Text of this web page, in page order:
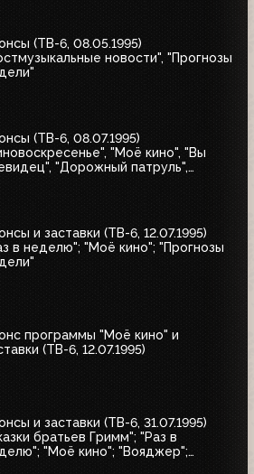
(ТВ-6, 08.05.1995)
новости", "Прогнозы
(ТВ-6, 08.07.1995)
"Моё кино", "Вы
"Дорожный патруль",
и заставки (ТВ-6, 12.07.1995)
в неделю"; "Моё кино"; "Прогнозы
программы "Моё кино" и
(ТВ-6, 12.07.1995)
и заставки (ТВ-6, 31.07.1995)
братьев Гримм"; "Раз в
"Моё кино"; "Вояджер";